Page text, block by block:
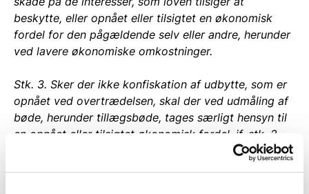
beskytte, eller opnået eller tilsigtet en økonomisk
fordel for den pågældende selv eller andre, herunder
ved lavere økonomiske omkostninger.
Stk. 3. Sker der ikke konfiskation af udbytte, som er
opnået ved overtrædelsen, skal der ved udmåling af
bøde, herunder tillægsbøde, tages særligt hensyn til
en opnået eller tilsigtet økonomisk fordel, jf. stk. 2.